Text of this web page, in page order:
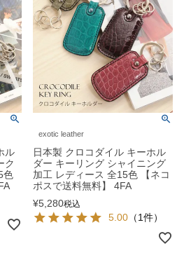
ル
ク
色
exotic leather
日本製 クロコダイル キーホル
ダー キーリング シャイニング
加工 レディース 全15色 【ネコ
ポスで送料無料】 4FA
¥5,280税込
5.00 （1件）